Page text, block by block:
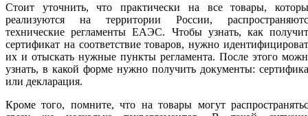
Стоит уточнить, что практически на все товары,
реализуются на территории России,
технические регламенты ЕАЭС. Чтобы узнать, как
сертификат на соответствие товаров, нужно
их и отыскать нужные пункты регламента. После этого
узнать, в какой форме нужно получить документы:
или декларация.
Кроме того, помните, что на товары могут